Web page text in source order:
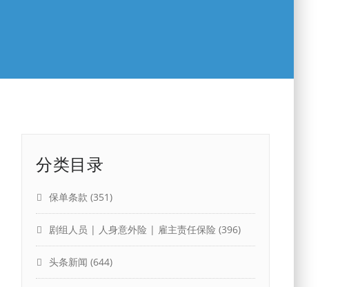
分类目录
保单条款 (351)
剧组人员 | 人身意外险 | 雇主责任保险 (396)
头条新闻 (644)